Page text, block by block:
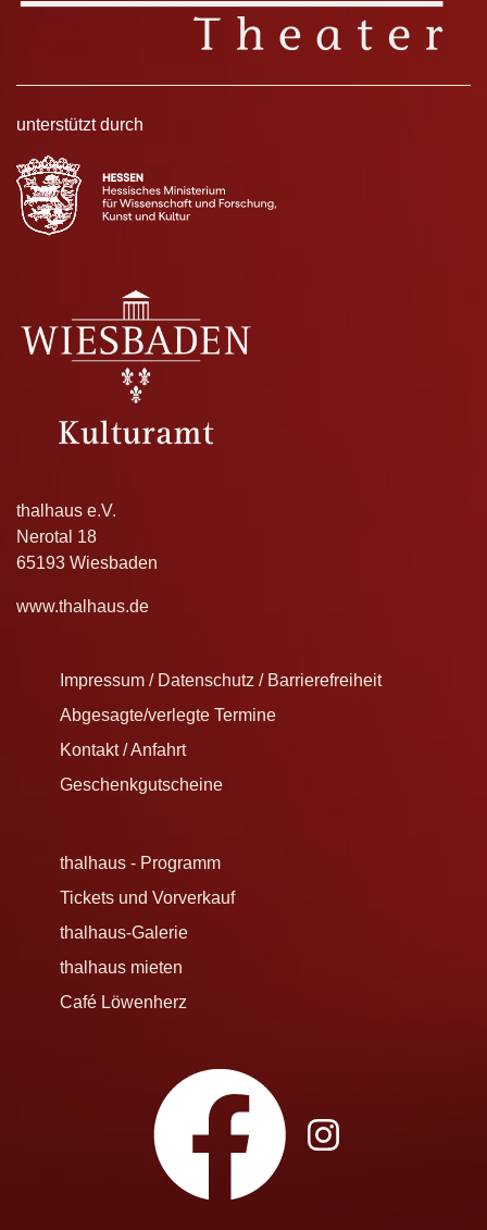
unterstützt durch
thalhaus e.V.
Nerotal 18
65193 Wiesbaden
www.thalhaus.de
Impressum / Datenschutz / Barrierefreiheit
Abgesagte/verlegte Termine
Kontakt / Anfahrt
Geschenkgutscheine
thalhaus - Programm
Tickets und Vorverkauf
thalhaus-Galerie
thalhaus mieten
Café Löwenherz